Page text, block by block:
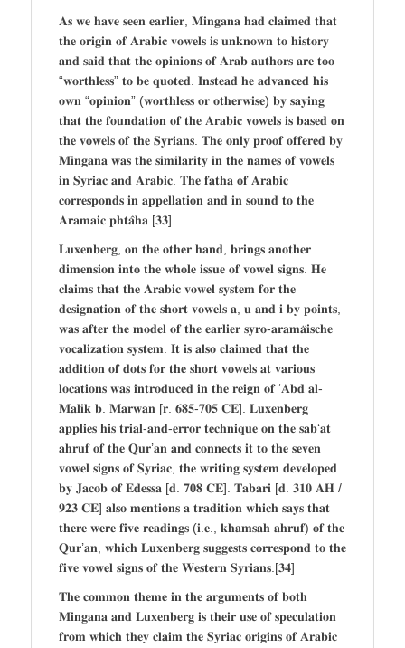
𝐀𝐬 𝐰𝐞 𝐡𝐚𝐯𝐞 𝐬𝐞𝐞𝐧 𝐞𝐚𝐫𝐥𝐢𝐞𝐫, 𝐌𝐢𝐧𝐠𝐚𝐧𝐚 𝐡𝐚𝐝 𝐜𝐥𝐚𝐢𝐦𝐞𝐝 𝐭𝐡𝐚𝐭
𝐭𝐡𝐞 𝐨𝐫𝐢𝐠𝐢𝐧 𝐨𝐟 𝐀𝐫𝐚𝐛𝐢𝐜 𝐯𝐨𝐰𝐞𝐥𝐬 𝐢𝐬 𝐮𝐧𝐤𝐧𝐨𝐰𝐧 𝐭𝐨 𝐡𝐢𝐬𝐭𝐨𝐫𝐲
𝐚𝐧𝐝 𝐬𝐚𝐢𝐝 𝐭𝐡𝐚𝐭 𝐭𝐡𝐞 𝐨𝐩𝐢𝐧𝐢𝐨𝐧𝐬 𝐨𝐟 𝐀𝐫𝐚𝐛 𝐚𝐮𝐭𝐡𝐨𝐫𝐬 𝐚𝐫𝐞 𝐭𝐨𝐨
“𝐰𝐨𝐫𝐭𝐡𝐥𝐞𝐬𝐬” 𝐭𝐨 𝐛𝐞 𝐪𝐮𝐨𝐭𝐞𝐝. 𝐈𝐧𝐬𝐭𝐞𝐚𝐝 𝐡𝐞 𝐚𝐝𝐯𝐚𝐧𝐜𝐞𝐝 𝐡𝐢𝐬
𝐨𝐰𝐧 “𝐨𝐩𝐢𝐧𝐢𝐨𝐧” (𝐰𝐨𝐫𝐭𝐡𝐥𝐞𝐬𝐬 𝐨𝐫 𝐨𝐭𝐡𝐞𝐫𝐰𝐢𝐬𝐞) 𝐛𝐲 𝐬𝐚𝐲𝐢𝐧𝐠
𝐭𝐡𝐚𝐭 𝐭𝐡𝐞 𝐟𝐨𝐮𝐧𝐝𝐚𝐭𝐢𝐨𝐧 𝐨𝐟 𝐭𝐡𝐞 𝐀𝐫𝐚𝐛𝐢𝐜 𝐯𝐨𝐰𝐞𝐥𝐬 𝐢𝐬 𝐛𝐚𝐬𝐞𝐝 𝐨𝐧
𝐭𝐡𝐞 𝐯𝐨𝐰𝐞𝐥𝐬 𝐨𝐟 𝐭𝐡𝐞 𝐒𝐲𝐫𝐢𝐚𝐧𝐬. 𝐓𝐡𝐞 𝐨𝐧𝐥𝐲 𝐩𝐫𝐨𝐨𝐟 𝐨𝐟𝐟𝐞𝐫𝐞𝐝 𝐛𝐲
𝐌𝐢𝐧𝐠𝐚𝐧𝐚 𝐰𝐚𝐬 𝐭𝐡𝐞 𝐬𝐢𝐦𝐢𝐥𝐚𝐫𝐢𝐭𝐲 𝐢𝐧 𝐭𝐡𝐞 𝐧𝐚𝐦𝐞𝐬 𝐨𝐟 𝐯𝐨𝐰𝐞𝐥𝐬
𝐢𝐧 𝐒𝐲𝐫𝐢𝐚𝐜 𝐚𝐧𝐝 𝐀𝐫𝐚𝐛𝐢𝐜. 𝐓𝐡𝐞 𝐟𝐚𝐭𝐡𝐚 𝐨𝐟 𝐀𝐫𝐚𝐛𝐢𝐜
𝐜𝐨𝐫𝐫𝐞𝐬𝐩𝐨𝐧𝐝𝐬 𝐢𝐧 𝐚𝐩𝐩𝐞𝐥𝐥𝐚𝐭𝐢𝐨𝐧 𝐚𝐧𝐝 𝐢𝐧 𝐬𝐨𝐮𝐧𝐝 𝐭𝐨 𝐭𝐡𝐞
𝐀𝐫𝐚𝐦𝐚𝐢𝐜 𝐩𝐡𝐭𝐚̂𝐡𝐚.[𝟑𝟑]
𝐋𝐮𝐱𝐞𝐧𝐛𝐞𝐫𝐠, 𝐨𝐧 𝐭𝐡𝐞 𝐨𝐭𝐡𝐞𝐫 𝐡𝐚𝐧𝐝, 𝐛𝐫𝐢𝐧𝐠𝐬 𝐚𝐧𝐨𝐭𝐡𝐞𝐫
𝐝𝐢𝐦𝐞𝐧𝐬𝐢𝐨𝐧 𝐢𝐧𝐭𝐨 𝐭𝐡𝐞 𝐰𝐡𝐨𝐥𝐞 𝐢𝐬𝐬𝐮𝐞 𝐨𝐟 𝐯𝐨𝐰𝐞𝐥 𝐬𝐢𝐠𝐧𝐬. 𝐇𝐞
𝐜𝐥𝐚𝐢𝐦𝐬 𝐭𝐡𝐚𝐭 𝐭𝐡𝐞 𝐀𝐫𝐚𝐛𝐢𝐜 𝐯𝐨𝐰𝐞𝐥 𝐬𝐲𝐬𝐭𝐞𝐦 𝐟𝐨𝐫 𝐭𝐡𝐞
𝐝𝐞𝐬𝐢𝐠𝐧𝐚𝐭𝐢𝐨𝐧 𝐨𝐟 𝐭𝐡𝐞 𝐬𝐡𝐨𝐫𝐭 𝐯𝐨𝐰𝐞𝐥𝐬 𝐚, 𝐮 𝐚𝐧𝐝 𝐢 𝐛𝐲 𝐩𝐨𝐢𝐧𝐭𝐬,
𝐰𝐚𝐬 𝐚𝐟𝐭𝐞𝐫 𝐭𝐡𝐞 𝐦𝐨𝐝𝐞𝐥 𝐨𝐟 𝐭𝐡𝐞 𝐞𝐚𝐫𝐥𝐢𝐞𝐫 𝐬𝐲𝐫𝐨-𝐚𝐫𝐚𝐦𝐚̈𝐢𝐬𝐜𝐡𝐞
𝐯𝐨𝐜𝐚𝐥𝐢𝐳𝐚𝐭𝐢𝐨𝐧 𝐬𝐲𝐬𝐭𝐞𝐦. 𝐈𝐭 𝐢𝐬 𝐚𝐥𝐬𝐨 𝐜𝐥𝐚𝐢𝐦𝐞𝐝 𝐭𝐡𝐚𝐭 𝐭𝐡𝐞
𝐚𝐝𝐝𝐢𝐭𝐢𝐨𝐧 𝐨𝐟 𝐝𝐨𝐭𝐬 𝐟𝐨𝐫 𝐭𝐡𝐞 𝐬𝐡𝐨𝐫𝐭 𝐯𝐨𝐰𝐞𝐥𝐬 𝐚𝐭 𝐯𝐚𝐫𝐢𝐨𝐮𝐬
𝐥𝐨𝐜𝐚𝐭𝐢𝐨𝐧𝐬 𝐰𝐚𝐬 𝐢𝐧𝐭𝐫𝐨𝐝𝐮𝐜𝐞𝐝 𝐢𝐧 𝐭𝐡𝐞 𝐫𝐞𝐢𝐠𝐧 𝐨𝐟 ‘𝐀𝐛𝐝 𝐚𝐥-
𝐌𝐚𝐥𝐢𝐤 𝐛. 𝐌𝐚𝐫𝐰𝐚𝐧 [𝐫. 𝟔𝟖𝟓-𝟕𝟎𝟓 𝐂𝐄]. 𝐋𝐮𝐱𝐞𝐧𝐛𝐞𝐫𝐠
𝐚𝐩𝐩𝐥𝐢𝐞𝐬 𝐡𝐢𝐬 𝐭𝐫𝐢𝐚𝐥-𝐚𝐧𝐝-𝐞𝐫𝐫𝐨𝐫 𝐭𝐞𝐜𝐡𝐧𝐢𝐪𝐮𝐞 𝐨𝐧 𝐭𝐡𝐞 𝐬𝐚𝐛‘𝐚𝐭
𝐚𝐡𝐫𝐮𝐟 𝐨𝐟 𝐭𝐡𝐞 𝐐𝐮𝐫’𝐚𝐧 𝐚𝐧𝐝 𝐜𝐨𝐧𝐧𝐞𝐜𝐭𝐬 𝐢𝐭 𝐭𝐨 𝐭𝐡𝐞 𝐬𝐞𝐯𝐞𝐧
𝐯𝐨𝐰𝐞𝐥 𝐬𝐢𝐠𝐧𝐬 𝐨𝐟 𝐒𝐲𝐫𝐢𝐚𝐜, 𝐭𝐡𝐞 𝐰𝐫𝐢𝐭𝐢𝐧𝐠 𝐬𝐲𝐬𝐭𝐞𝐦 𝐝𝐞𝐯𝐞𝐥𝐨𝐩𝐞𝐝
𝐛𝐲 𝐉𝐚𝐜𝐨𝐛 𝐨𝐟 𝐄𝐝𝐞𝐬𝐬𝐚 [𝐝. 𝟕𝟎𝟖 𝐂𝐄]. 𝐓𝐚𝐛𝐚𝐫𝐢 [𝐝. 𝟑𝟏𝟎 𝐀𝐇 /
𝟗𝟐𝟑 𝐂𝐄] 𝐚𝐥𝐬𝐨 𝐦𝐞𝐧𝐭𝐢𝐨𝐧𝐬 𝐚 𝐭𝐫𝐚𝐝𝐢𝐭𝐢𝐨𝐧 𝐰𝐡𝐢𝐜𝐡 𝐬𝐚𝐲𝐬 𝐭𝐡𝐚𝐭
𝐭𝐡𝐞𝐫𝐞 𝐰𝐞𝐫𝐞 𝐟𝐢𝐯𝐞 𝐫𝐞𝐚𝐝𝐢𝐧𝐠𝐬 (𝐢.𝐞., 𝐤𝐡𝐚𝐦𝐬𝐚𝐡 𝐚𝐡𝐫𝐮𝐟) 𝐨𝐟 𝐭𝐡𝐞
𝐐𝐮𝐫’𝐚𝐧, 𝐰𝐡𝐢𝐜𝐡 𝐋𝐮𝐱𝐞𝐧𝐛𝐞𝐫𝐠 𝐬𝐮𝐠𝐠𝐞𝐬𝐭𝐬 𝐜𝐨𝐫𝐫𝐞𝐬𝐩𝐨𝐧𝐝 𝐭𝐨 𝐭𝐡𝐞
𝐟𝐢𝐯𝐞 𝐯𝐨𝐰𝐞𝐥 𝐬𝐢𝐠𝐧𝐬 𝐨𝐟 𝐭𝐡𝐞 𝐖𝐞𝐬𝐭𝐞𝐫𝐧 𝐒𝐲𝐫𝐢𝐚𝐧𝐬.[𝟑𝟒]
𝐓𝐡𝐞 𝐜𝐨𝐦𝐦𝐨𝐧 𝐭𝐡𝐞𝐦𝐞 𝐢𝐧 𝐭𝐡𝐞 𝐚𝐫𝐠𝐮𝐦𝐞𝐧𝐭𝐬 𝐨𝐟 𝐛𝐨𝐭𝐡
𝐌𝐢𝐧𝐠𝐚𝐧𝐚 𝐚𝐧𝐝 𝐋𝐮𝐱𝐞𝐧𝐛𝐞𝐫𝐠 𝐢𝐬 𝐭𝐡𝐞𝐢𝐫 𝐮𝐬𝐞 𝐨𝐟 𝐬𝐩𝐞𝐜𝐮𝐥𝐚𝐭𝐢𝐨𝐧
𝐟𝐫𝐨𝐦 𝐰𝐡𝐢𝐜𝐡 𝐭𝐡𝐞𝐲 𝐜𝐥𝐚𝐢𝐦 𝐭𝐡𝐞 𝐒𝐲𝐫𝐢𝐚𝐜 𝐨𝐫𝐢𝐠𝐢𝐧𝐬 𝐨𝐟 𝐀𝐫𝐚𝐛𝐢𝐜